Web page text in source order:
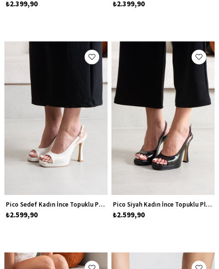
₺2.399,90 ₺2.399,90
Pico Sedef Kadın İnce Topuklu Platform Abiye Ayakkabı
₺2.599,90
Pico Siyah Kadın İnce Topuklu Platform Abiye Ayakkabı
₺2.599,90